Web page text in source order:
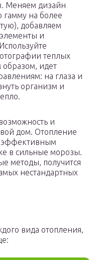
Меняем дизайн
гамму на более
добавляем
и
теплых
образом, идет
на глаза и
организм и
и
дом. Отопление
эффективным
в сильные морозы.
методы, получится
нестандартных
вида отопления,